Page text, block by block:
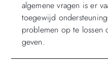
algemene vragen is er
toegewijd
problemen op te lossen
geven.